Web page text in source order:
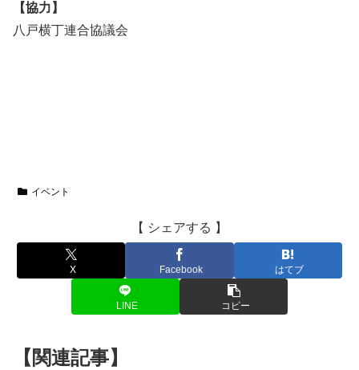
【協力】
八戸横丁連合協議会
イベント
【 シェアする 】
X Facebook はてブ
LINE コピー
【関連記事】